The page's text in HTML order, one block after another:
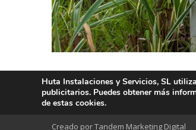
Creado por Tandem Marketing Digital
Huta Instalaciones y Servicios, SL
publicitarios. Puedes obtener más
de estas cookies.